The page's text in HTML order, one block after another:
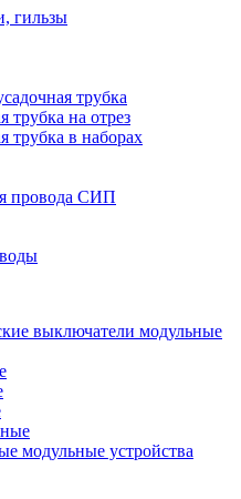
гильзы
трубка
трубка на отрез
трубка в наборах
провода СИП
выключатели модульные
модульные устройства